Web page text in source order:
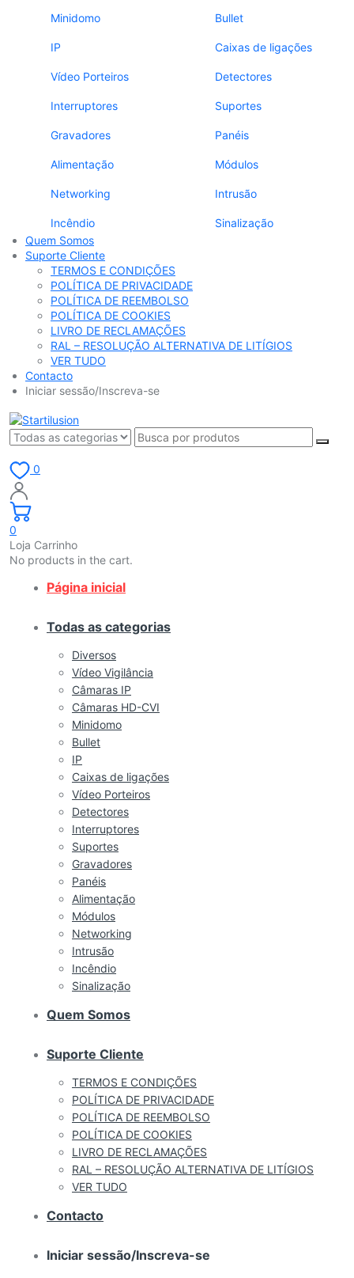
Minidomo Bullet
IP Caixas de ligações
Vídeo Porteiros Detectores
Interruptores Suportes
Gravadores Panéis
Alimentação Módulos
Networking Intrusão
Incêndio
Sinalização
Quem Somos
Suporte Cliente
TERMOS E CONDIÇÕES
POLÍTICA DE PRIVACIDADE
POLÍTICA DE REEMBOLSO
POLÍTICA DE COOKIES
LIVRO DE RECLAMAÇÕES
RAL – RESOLUÇÃO ALTERNATIVA DE LITÍGIOS
VER TUDO
Contacto
Iniciar sessão/Inscreva-se
0
0
Loja Carrinho
No products in the cart.
Página inicial
Todas as categorias
Diversos
Vídeo Vigilância
Câmaras IP
Câmaras HD-CVI
Minidomo
Bullet
IP
Caixas de ligações
Vídeo Porteiros
Detectores
Interruptores
Suportes
Gravadores
Panéis
Alimentação
Módulos
Networking
Intrusão
Incêndio
Sinalização
Quem Somos
Suporte Cliente
TERMOS E CONDIÇÕES
POLÍTICA DE PRIVACIDADE
POLÍTICA DE REEMBOLSO
POLÍTICA DE COOKIES
LIVRO DE RECLAMAÇÕES
RAL – RESOLUÇÃO ALTERNATIVA DE LITÍGIOS
VER TUDO
Contacto
Iniciar sessão/Inscreva-se